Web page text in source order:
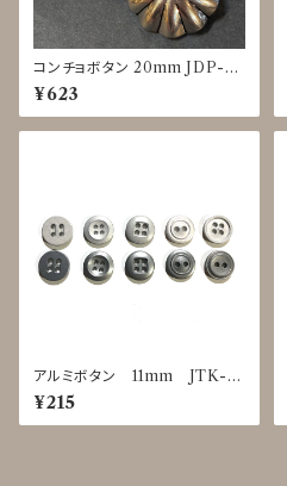
コンチョボタン 20mm JDP-0
016
¥623
アルミボタン 11mm JTK-0
025～0029
¥215